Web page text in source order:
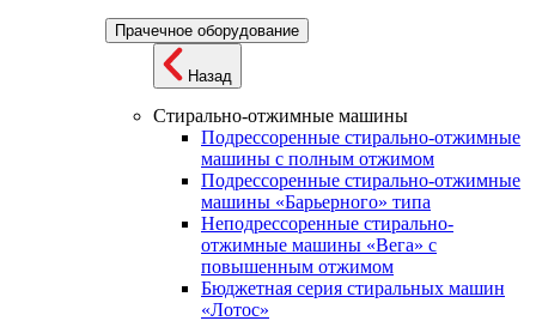
Прачечное оборудование
Назад
Стирально-отжимные машины
Подрессоренные стирально-отжимные
машины с полным отжимом
Подрессоренные стирально-отжимные
машины «Барьерного» типа
Неподрессоренные стирально-
отжимные машины «Вега» с
повышенным отжимом
Бюджетная серия стиральных машин
«Лотос»